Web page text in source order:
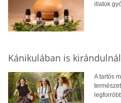
illatok
Kánikulában is
A tartós